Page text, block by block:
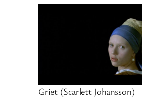
Griet (Scarlett Johansson)